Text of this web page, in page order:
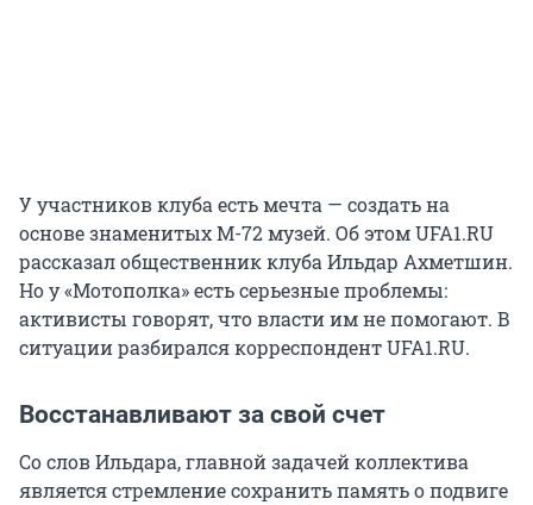
У участников клуба есть мечта — создать на
основе знаменитых М-72 музей. Об этом UFA1.RU
рассказал общественник клуба Ильдар Ахметшин.
Но у «Мотополка» есть серьезные проблемы:
активисты говорят, что власти им не помогают. В
ситуации разбирался корреспондент UFA1.RU.
Восстанавливают за свой счет
Со слов Ильдара, главной задачей коллектива
является стремление сохранить память о подвиге